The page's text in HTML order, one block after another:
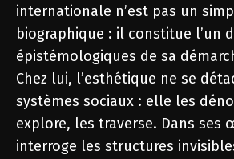
internationale n’est pas un
biographique : il constitue l’un
épistémologiques de sa
Chez lui, l’esthétique ne se
systèmes sociaux : elle les
explore, les traverse. Dans ses
interroge les structures